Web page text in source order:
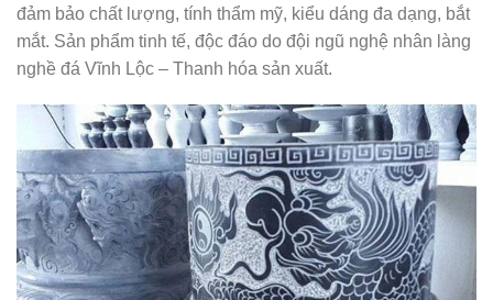
đảm bảo chất lượng, tính thẩm mỹ, kiểu dáng đa dạng, bắt
mắt. Sản phẩm tinh tế, độc đáo do đội ngũ nghệ nhân làng
nghề đá Vĩnh Lộc – Thanh hóa sản xuất.